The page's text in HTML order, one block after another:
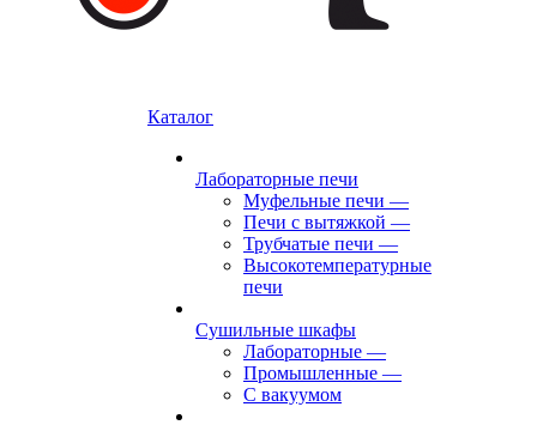
Каталог
Лабораторные печи
Муфельные печи —
Печи с вытяжкой —
Трубчатые печи —
Высокотемпературные
печи
Сушильные шкафы
Лабораторные —
Промышленные —
С вакуумом